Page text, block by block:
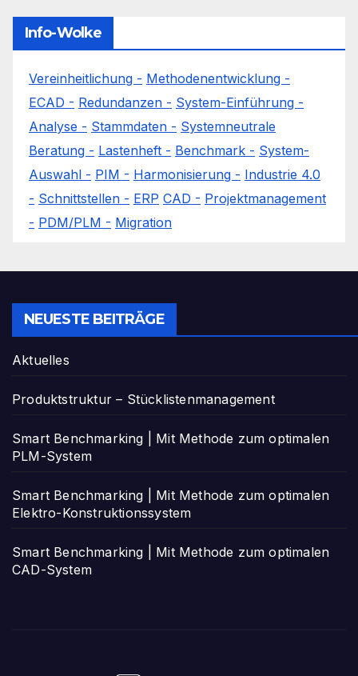
Beiträge
Info-Wolke
Vereinheitlichung - Methodenentwicklung -
ECAD - Redundanzen - System-Einführung -
Analyse - Stammdaten - Systemneutrale
Beratung - Lastenheft - Benchmark - System-
Auswahl - PIM - Harmonisierung - Industrie 4.0
- Schnittstellen - ERP CAD - Projektmanagement
- PDM/PLM - Migration
NEUESTE BEITRÄGE
Aktuelles
Produktstruktur – Stücklistenmanagement
Smart Benchmarking | Mit Methode zum optimalen
PLM-System
Smart Benchmarking | Mit Methode zum optimalen
Elektro-Konstruktionssystem
Smart Benchmarking | Mit Methode zum optimalen
CAD-System